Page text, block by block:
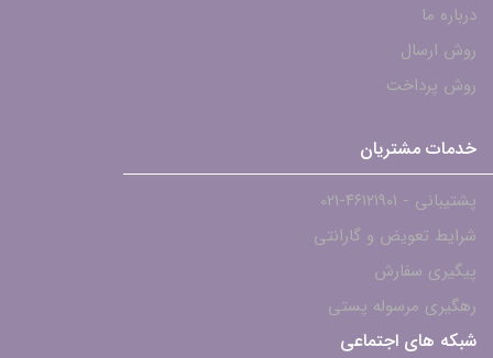
درباره ما
روش ارسال
روش پرداخت
خدمات مشتریان
پشتیبانی - ۴۶۱۲۱۹۰۱-021
شرایط تعویض و گارانتی
پیگیری سفارش
رهگیری مرسوله پستی
شبکه های اجتماعی